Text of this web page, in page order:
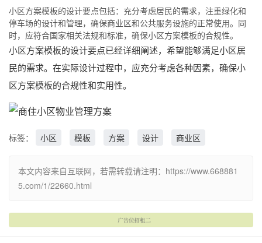
小区方案模板的设计要点包括：充分考虑居民的需求，注重绿化和
停车场的设计和管理，确保商业区和公共服务设施的正常使用。同
时，应符合国家相关法规和标准，确保小区方案模板的合规性。
小区方案模板的设计要点已经详细阐述，希望能够满足小区居
民的需求。在实际设计过程中，应充分考虑各种因素，确保小
区方案模板的合规性和实用性。
标签： 小区 模板 方案 设计 商业区
本文内容来自互联网，若需转载请注明：https://www.668881
5.com/1/22660.html